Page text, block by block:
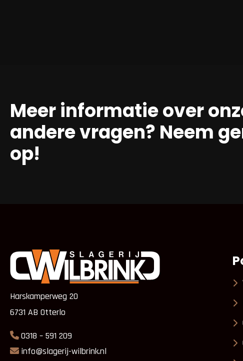
Meer informatie over
andere vragen? Neem
op!
Harskamperweg 20
6731 AB Otterlo
0318 – 591 209
info@slagerij-wilbrink.nl